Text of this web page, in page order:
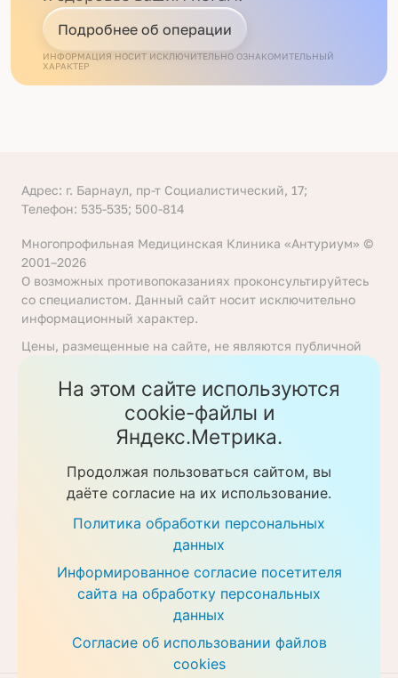
Подробнее об операции
ИНФОРМАЦИЯ НОСИТ ИСКЛЮЧИТЕЛЬНО ОЗНАКОМИТЕЛЬНЫЙ
ХАРАКТЕР
Адрес: г. Барнаул, пр-т Социалистический, 17;
Телефон: 535-535; 500-814
Многопрофильная Медицинская Клиника «Антуриум» ©
2001–2026
О возможных противопоказаниях проконсультируйтесь
со специалистом. Данный сайт носит исключительно
информационный характер.
Цены, размещенные на сайте, не являются публичной
Гражданского кодекса Российской Федерации. Перед
получением услуги необходимо уточнять цены у
ответственных сотрудников клиники. Предоставление
услуг осуществляется на основании договора об
Политика обработки персональных данных
Скачать прайс-листы
На этом сайте используются
cookie-файлы и
Яндекс.Метрика.
Продолжая пользоваться сайтом, вы
даёте согласие на их использование.
Политика обработки персональных
данных
Информированное согласие посетителя
сайта на обработку персональных
данных
Согласие об использовании файлов
cookies